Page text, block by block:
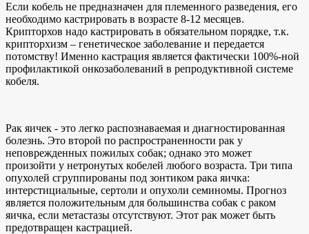
Если кобель не предназначен для племенного разведения, его
необходимо кастрировать в возрасте 8-12 месяцев.
Крипторхов надо кастрировать в обязательном порядке, т.к.
крипторхизм – генетическое заболевание и передается
потомству! Именно кастрация является фактически 100%-ной
профилактикой онкозаболеваний в репродуктивной системе
кобеля.
Рак яичек - это легко распознаваемая и диагностированная
болезнь. Это второй по распространенности рак у
неповрежденных пожилых собак; однако это может
произойти у нетронутых кобелей любого возраста. Три типа
опухолей сгруппированы под зонтиком рака яичка:
интерстициальные, сертоли и опухоли семиномы. Прогноз
является положительным для большинства собак с раком
яичка, если метастазы отсутствуют. Этот рак может быть
предотвращен кастрацией.